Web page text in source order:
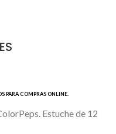
Estuche de 12